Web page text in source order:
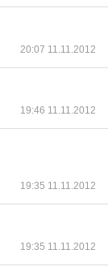
20:07 11.11.2012
19:46 11.11.2012
19:35 11.11.2012
19:35 11.11.2012